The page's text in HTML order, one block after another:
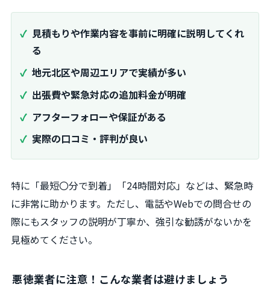
見積もりや作業内容を事前に明確に説明してくれ
る
地元北区や周辺エリアで実績が多い
出張費や緊急対応の追加料金が明確
アフターフォローや保証がある
実際の口コミ・評判が良い
特に「最短〇分で到着」「24時間対応」などは、緊急時
に非常に助かります。ただし、電話やWebでの問合せの
際にもスタッフの説明が丁寧か、強引な勧誘がないかを
見極めてください。
悪徳業者に注意！こんな業者は避けましょう